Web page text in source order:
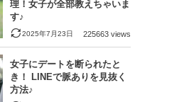
理！女子が全部教えちゃいま
す♪
2025年7月23日 225663 views
女子にデートを断られたと
き！ LINEで脈ありを見抜く
方法♪